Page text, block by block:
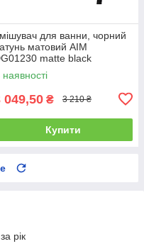
для ванни, чорний
матовий AIM
matte black
наявності
049,50 ₴ 3 210 ₴
Купити
рік